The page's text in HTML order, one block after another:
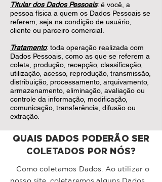
Titular dos Dados Pessoais: é você, a
pessoa física a quem os Dados Pessoais se
referem, seja na condição de usuário,
cliente ou parceiro comercial.
Tratamento: toda operação realizada com
Dados Pessoais, como as que se referem a
coleta, produção, recepção, classificação,
utilização, acesso, reprodução, transmissão,
distribuição, processamento, arquivamento,
armazenamento, eliminação, avaliação ou
controle da informação, modificação,
comunicação, transferência, difusão ou
extração.
QUAIS DADOS PODERÃO SER
COLETADOS POR NÓS?
Como coletamos Dados. Ao utilizar o